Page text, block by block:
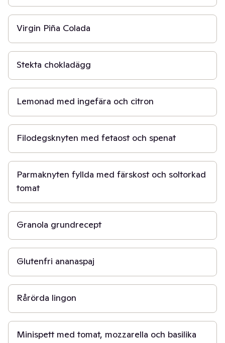
10 min
Virgin Piña Colada
10 min
Stekta chokladägg
15 min
Lemonad med ingefära och citron
45 min
Filodegsknyten med fetaost och spenat
15 min
Parmaknyten fyllda med färskost och soltorkad
tomat
45 min
Granola grundrecept
1 t
Glutenfri ananaspaj
15 min
Rårörda lingon
10 min
Minispett med tomat, mozzarella och basilika